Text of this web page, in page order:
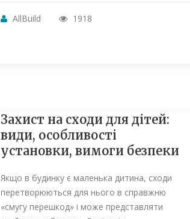
AllBuild 1918
Захист на сходи для дітей:
види, особливості
установки, вимоги безпеки
Якщо в будинку є маленька дитина, сходи
перетворюються для нього в справжню
«смугу перешкод» і може представляти